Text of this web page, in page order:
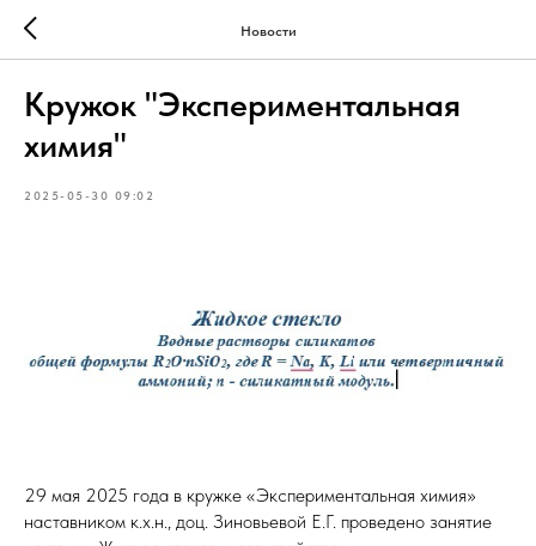
Новости
Кружок "Экспериментальная
химия"
2025-05-30 09:02
29 мая 2025 года в кружке «Экспериментальная химия»
наставником к.х.н., доц. Зиновьевой Е.Г. проведено занятие